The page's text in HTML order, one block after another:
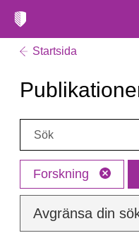
Startsida
Sök:
Forskning
Avgränsa din